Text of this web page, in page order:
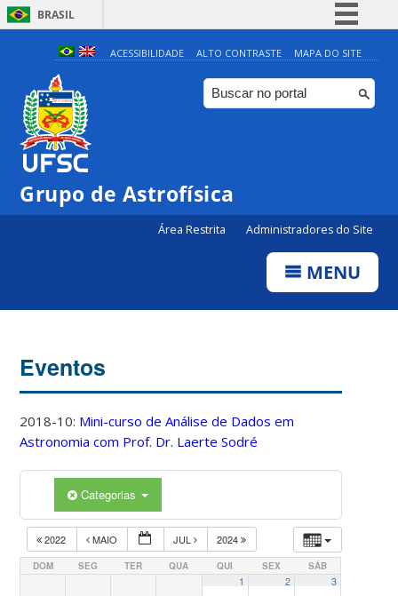
BRASIL
Simplifique!
Comunica BR
Participe
ACESSIBILIDADE ALTO CONTRASTE MAPA DO SITE
Grupo de Astrofísica
Área Restrita Administradores do Site
MENU
Eventos
2018-10: Mini-curso de Análise de Dados em
Astronomia com Prof. Dr. Laerte Sodré
Categorias
2022 MAIO JUL 2024
DOM SEG TER QUA QUI SEX SÁB
1 2 3